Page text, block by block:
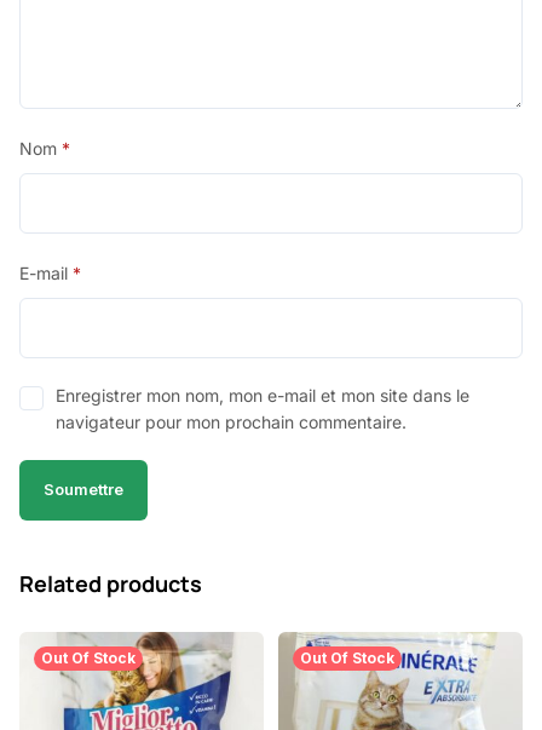
Nom *
E-mail *
Enregistrer mon nom, mon e-mail et mon site dans le
navigateur pour mon prochain commentaire.
Related products
Out Of Stock Out Of Stock